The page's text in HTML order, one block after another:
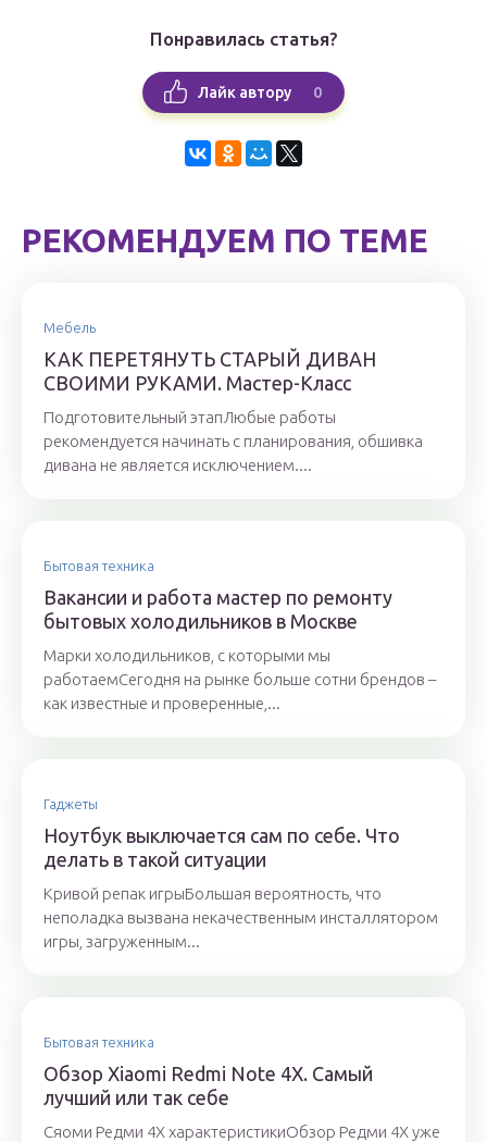
Понравилась статья?
Лайк автору 0
РЕКОМЕНДУЕМ ПО ТЕМЕ
Мебель
КАК ПЕРЕТЯНУТЬ СТАРЫЙ ДИВАН
СВОИМИ РУКАМИ. Мастер-Класс
Подготовительный этапЛюбые работы
рекомендуется начинать с планирования, обшивка
дивана не является исключением....
Бытовая техника
Вакансии и работа мастер по ремонту
бытовых холодильников в Москве
Марки холодильников, с которыми мы
работаемСегодня на рынке больше сотни брендов –
как известные и проверенные,...
Гаджеты
Ноутбук выключается сам по себе. Что
делать в такой ситуации
Кривой репак игрыБольшая вероятность, что
неполадка вызвана некачественным инсталлятором
игры, загруженным...
Бытовая техника
Обзор Xiaomi Redmi Note 4X. Самый
лучший или так себе
Сяоми Редми 4Х характеристикиОбзор Редми 4Х уже